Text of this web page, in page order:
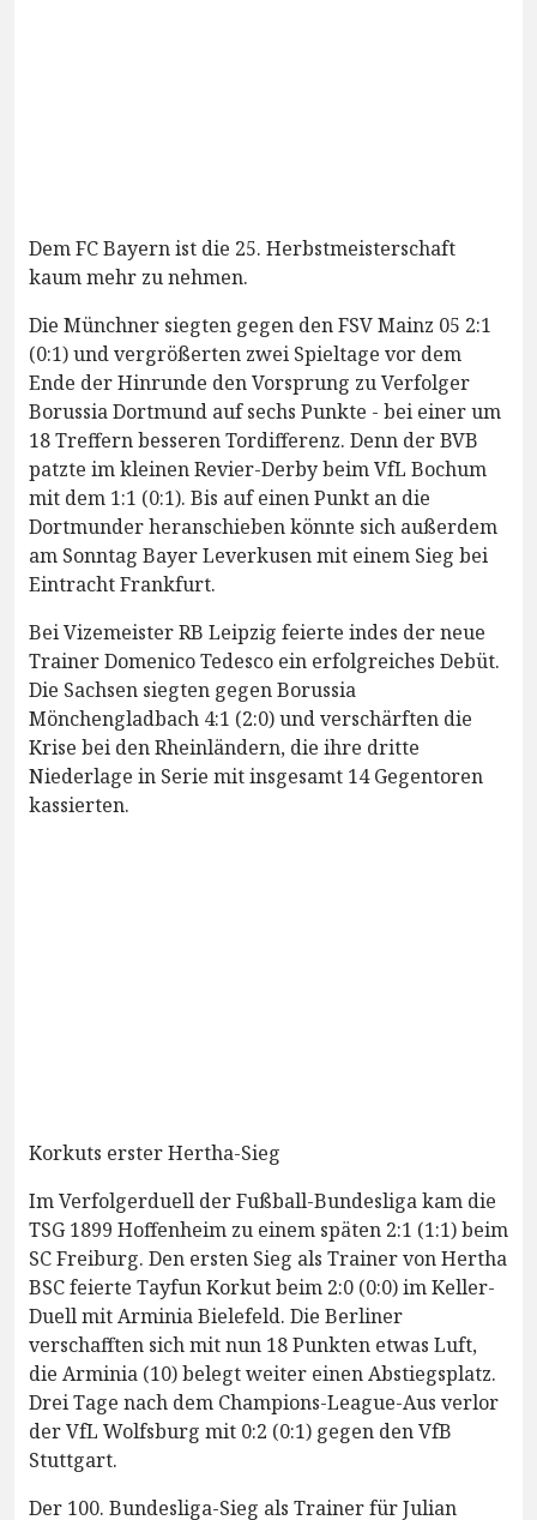
Dem FC Bayern ist die 25. Herbstmeisterschaft
kaum mehr zu nehmen.
Die Münchner siegten gegen den FSV Mainz 05 2:1
(0:1) und vergrößerten zwei Spieltage vor dem
Ende der Hinrunde den Vorsprung zu Verfolger
Borussia Dortmund auf sechs Punkte - bei einer um
18 Treffern besseren Tordifferenz. Denn der BVB
patzte im kleinen Revier-Derby beim VfL Bochum
mit dem 1:1 (0:1). Bis auf einen Punkt an die
Dortmunder heranschieben könnte sich außerdem
am Sonntag Bayer Leverkusen mit einem Sieg bei
Eintracht Frankfurt.
Bei Vizemeister RB Leipzig feierte indes der neue
Trainer Domenico Tedesco ein erfolgreiches Debüt.
Die Sachsen siegten gegen Borussia
Mönchengladbach 4:1 (2:0) und verschärften die
Krise bei den Rheinländern, die ihre dritte
Niederlage in Serie mit insgesamt 14 Gegentoren
kassierten.
Korkuts erster Hertha-Sieg
Im Verfolgerduell der Fußball-Bundesliga kam die
TSG 1899 Hoffenheim zu einem späten 2:1 (1:1) beim
SC Freiburg. Den ersten Sieg als Trainer von Hertha
BSC feierte Tayfun Korkut beim 2:0 (0:0) im Keller-
Duell mit Arminia Bielefeld. Die Berliner
verschafften sich mit nun 18 Punkten etwas Luft,
die Arminia (10) belegt weiter einen Abstiegsplatz.
Drei Tage nach dem Champions-League-Aus verlor
der VfL Wolfsburg mit 0:2 (0:1) gegen den VfB
Stuttgart.
Der 100. Bundesliga-Sieg als Trainer für Julian